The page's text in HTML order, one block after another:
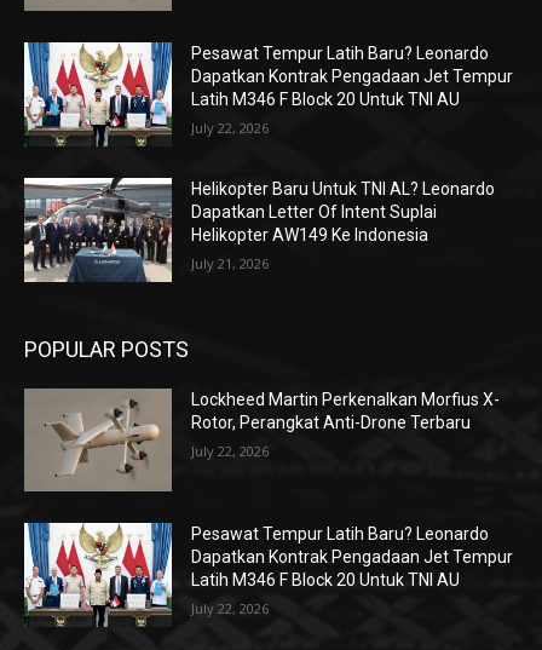
Pesawat Tempur Latih Baru? Leonardo
Dapatkan Kontrak Pengadaan Jet Tempur
Latih M346 F Block 20 Untuk TNI AU
July 22, 2026
Helikopter Baru Untuk TNI AL? Leonardo
Dapatkan Letter Of Intent Suplai
Helikopter AW149 Ke Indonesia
July 21, 2026
POPULAR POSTS
Lockheed Martin Perkenalkan Morfius X-
Rotor, Perangkat Anti-Drone Terbaru
July 22, 2026
Pesawat Tempur Latih Baru? Leonardo
Dapatkan Kontrak Pengadaan Jet Tempur
Latih M346 F Block 20 Untuk TNI AU
July 22, 2026